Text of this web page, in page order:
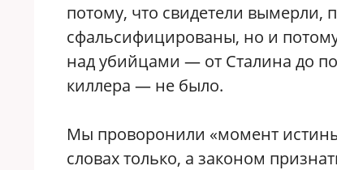
потому, что свидетели вымерли,
сфальсифицированы, но и
над убийцами — от Сталина до
киллера — не было.
Мы проворонили «момент
словах только, а законом